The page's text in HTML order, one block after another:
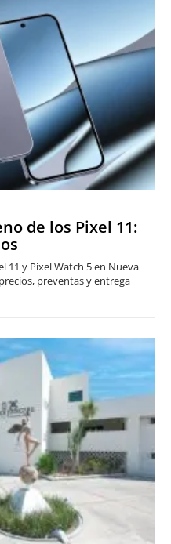
de los Pixel 11:
11 y Pixel Watch 5 en Nueva
preventas y entrega